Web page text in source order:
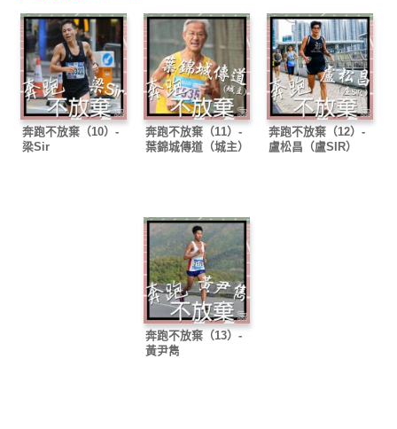
奔跑不放棄（10）-
梁Sir
奔跑不放棄（11）-
葉錦城傳道（城主）
奔跑不放棄（12）-
盧松昌（盧SIR）
奔跑不放棄（13）-
黃尹雋